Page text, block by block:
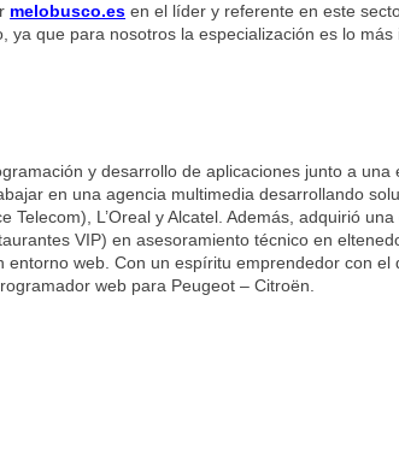
melobusco.es en el líder y referente en este
ya que para nosotros la especialización es lo
y desarrollo de aplicaciones junto a una
en una agencia multimedia desarrollando
Telecom), L’Oreal y Alcatel. Además, adquirió
VIP) en asesoramiento técnico en
entorno web. Con un espíritu emprendedor con el
web para Peugeot – Citroën.